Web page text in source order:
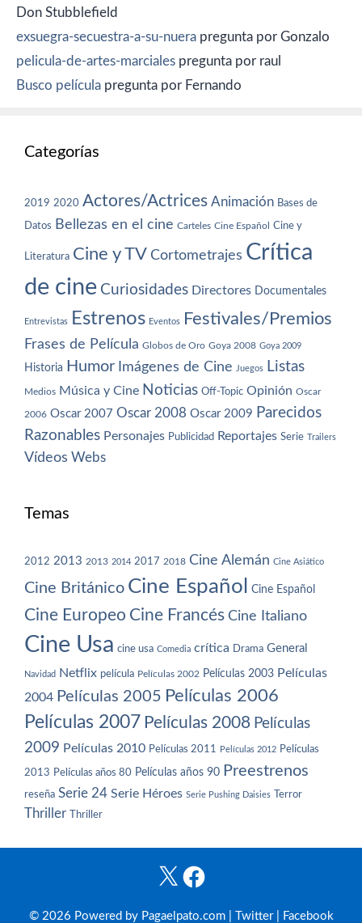
Don Stubblefield
exsuegra-secuestra-a-su-nuera pregunta por Gonzalo
pelicula-de-artes-marciales pregunta por raul
Busco película pregunta por Fernando
Categorías
2019 2020 Actores/Actrices Animación Bases de
Datos Bellezas en el cine Carteles Cine Español Cine y
Literatura Cine y TV Cortometrajes Crítica
de cine Curiosidades Directores Documentales
Entrevistas Estrenos Eventos Festivales/Premios
Frases de Película Globos de Oro Goya 2008 Goya 2009
Historia Humor Imágenes de Cine Juegos Listas
Medios Música y Cine Noticias Off-Topic Opinión Oscar
2006 Oscar 2007 Oscar 2008 Oscar 2009 Parecidos
Razonables Personajes Publicidad Reportajes Serie Trailers
Vídeos Webs
Temas
2012 2013 2013 2014 2017 2018 Cine Alemán Cine Asiático
Cine Británico Cine Español Cine Español
Cine Europeo Cine Francés Cine Italiano
Cine Usa cine usa Comedia crítica Drama General
Navidad Netflix película Películas 2002 Películas 2003 Películas
2004 Películas 2005 Películas 2006
Películas 2007 Películas 2008 Películas
2009 Películas 2010 Películas 2011 Películas 2012 Películas
2013 Películas años 80 Películas años 90 Preestrenos
reseña Serie 24 Serie Héroes Serie Pushing Daisies Terror
Thriller Thriller
X Facebook
© 2026 Powered by Pagaelpato.com | Twitter| Facebook